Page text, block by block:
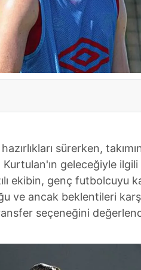
sürerken,
geleceğiyle
ekibin, genç futbolcuyu
ve ancak beklentileri
seçeneğini